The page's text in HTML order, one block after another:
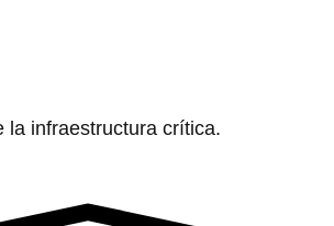
la infraestructura crítica.